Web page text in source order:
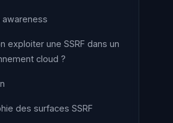
awareness
exploiter une SSRF dans un
cloud ?
des surfaces SSRF